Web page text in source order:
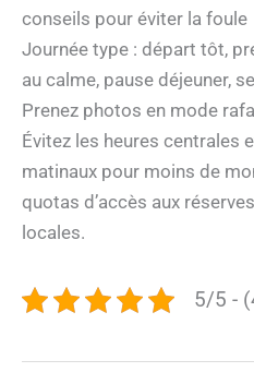
conseils pour éviter la foule
Journée type : départ tôt,
au calme, pause déjeuner,
Prenez photos en mode
Évitez les heures centrales
matinaux pour moins de
quotas d’accès aux
locales.
5/5 -